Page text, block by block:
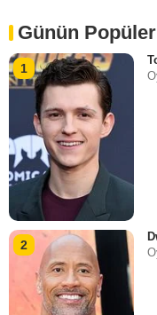
Günün Popüler
1
2